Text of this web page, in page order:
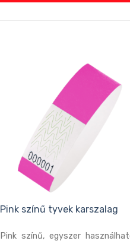
Pink színű tyvek karszalag
Pink színű, egyszer